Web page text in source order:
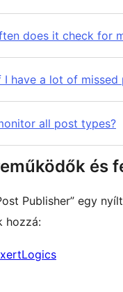
does it check for
I have a lot of missed
all post types?
és
Publisher” egy
hozzá: